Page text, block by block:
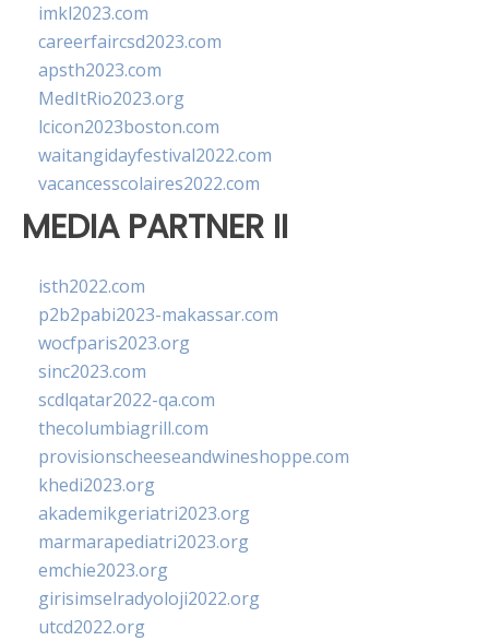
imkl2023.com
careerfaircsd2023.com
apsth2023.com
MedItRio2023.org
lcicon2023boston.com
waitangidayfestival2022.com
vacancesscolaires2022.com
MEDIA PARTNER II
isth2022.com
p2b2pabi2023-makassar.com
wocfparis2023.org
sinc2023.com
scdlqatar2022-qa.com
thecolumbiagrill.com
provisionscheeseandwineshoppe.com
khedi2023.org
akademikgeriatri2023.org
marmarapediatri2023.org
emchie2023.org
girisimselradyoloji2022.org
utcd2022.org